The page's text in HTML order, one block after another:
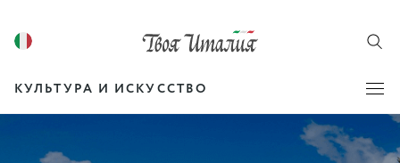
КУЛЬТУРА И ИСКУССТВО